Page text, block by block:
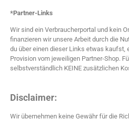
*Partner-Links
Wir sind ein Verbraucherportal und kein
finanzieren wir unsere Arbeit durch die
du über einen dieser Links etwas kaufst,
Provision vom jeweiligen Partner-Shop.
selbstverständlich KEINE zusätzlichen
Disclaimer:
Wir übernehmen keine Gewähr für die